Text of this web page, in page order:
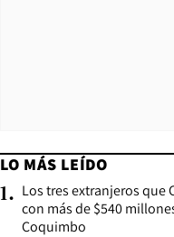
LO MÁS LEÍDO
1. Los tres extranjeros que
con más de $540
Coquimbo